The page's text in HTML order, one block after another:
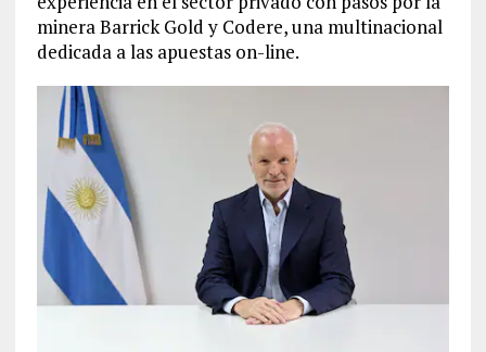
minera Barrick Gold y Codere, una multinacional
dedicada a las apuestas on-line.